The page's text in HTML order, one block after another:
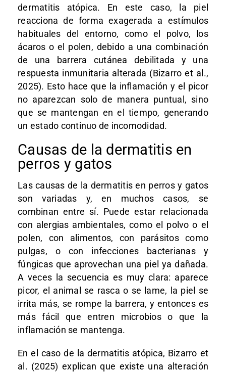
dermatitis atópica. En este caso, la piel
reacciona de forma exagerada a estímulos
habituales del entorno, como el polvo, los
ácaros o el polen, debido a una combinación
de una barrera cutánea debilitada y una
respuesta inmunitaria alterada (Bizarro et al.,
2025). Esto hace que la inflamación y el picor
no aparezcan solo de manera puntual, sino
que se mantengan en el tiempo, generando
un estado continuo de incomodidad.
Causas de la dermatitis en
perros y gatos
Las causas de la dermatitis en perros y gatos
son variadas y, en muchos casos, se
combinan entre sí. Puede estar relacionada
con alergias ambientales, como el polvo o el
polen, con alimentos, con parásitos como
pulgas, o con infecciones bacterianas y
fúngicas que aprovechan una piel ya dañada.
A veces la secuencia es muy clara: aparece
picor, el animal se rasca o se lame, la piel se
irrita más, se rompe la barrera, y entonces es
más fácil que entren microbios o que la
inflamación se mantenga.
En el caso de la dermatitis atópica, Bizarro et
al. (2025) explican que existe una alteración